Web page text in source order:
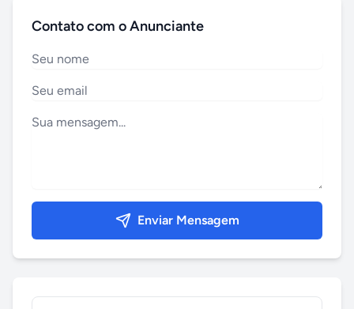
Contato com o Anunciante
Enviar Mensagem